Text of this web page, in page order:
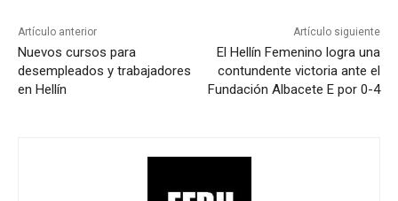
Artículo anterior
Nuevos cursos para
desempleados y trabajadores
en Hellín
Artículo siguiente
El Hellín Femenino logra una
contundente victoria ante el
Fundación Albacete E por 0-4